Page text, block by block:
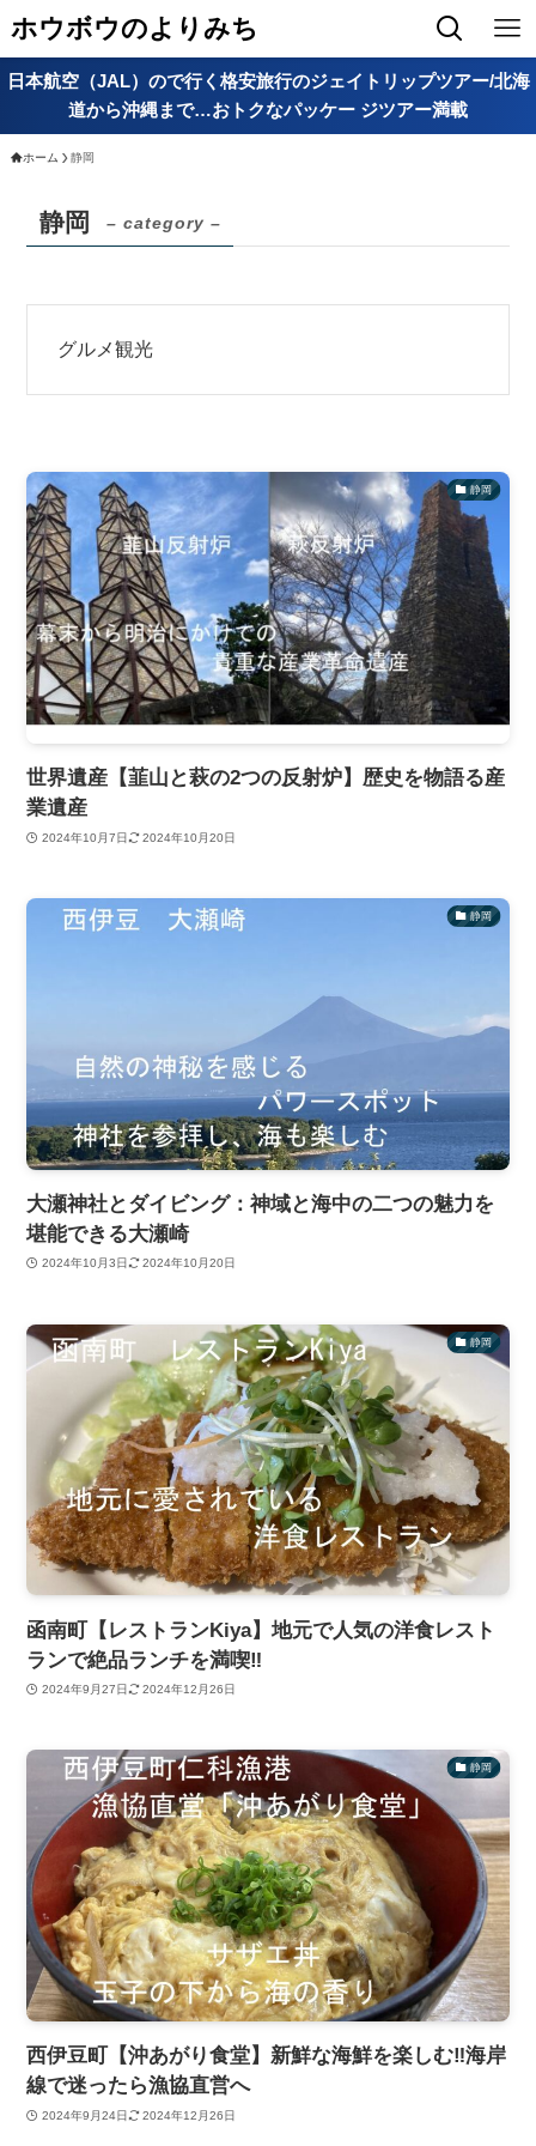
ホウボウのよりみち
日本航空（JAL）ので行く格安旅行のジェイトリップツアー/北海
道から沖縄まで…おトクなパッケー ジツアー満載
ホーム 静岡
静岡 – category –
グルメ観光
静岡
世界遺産【韮山と萩の2つの反射炉】歴史を物語る産
業遺産
2024年10月7日 2024年10月20日
静岡
大瀬神社とダイビング：神域と海中の二つの魅力を
堪能できる大瀬崎
2024年10月3日 2024年10月20日
静岡
函南町【レストランKiya】地元で人気の洋食レスト
ランで絶品ランチを満喫‼
2024年9月27日 2024年12月26日
静岡
西伊豆町【沖あがり食堂】新鮮な海鮮を楽しむ‼海岸
線で迷ったら漁協直営へ
2024年9月24日 2024年12月26日